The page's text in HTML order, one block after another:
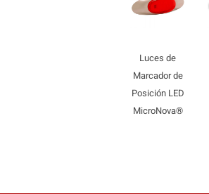
Luces de
Marcador de
Posición LED
MicroNova®